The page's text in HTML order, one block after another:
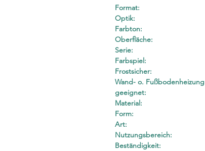
Format:
Optik:
Farbton:
Oberfläche:
Serie:
Farbspiel:
Frostsicher:
Wand- o. Fußbodenheizung
geeignet:
Material:
Form:
Art:
Nutzungsbereich:
Beständigkeit: